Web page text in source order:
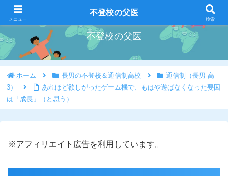
好きな事を好きな時にやろう
不登校の父医
ホーム 長男の不登校＆通信制高校
通信制（長男-高
3）
あれほど欲しがったゲーム機で、もはや遊ばなくなった要因
は「成長」（と思う）
※アフィリエイト広告を利用しています。
メニュー
不登校の父医
検索